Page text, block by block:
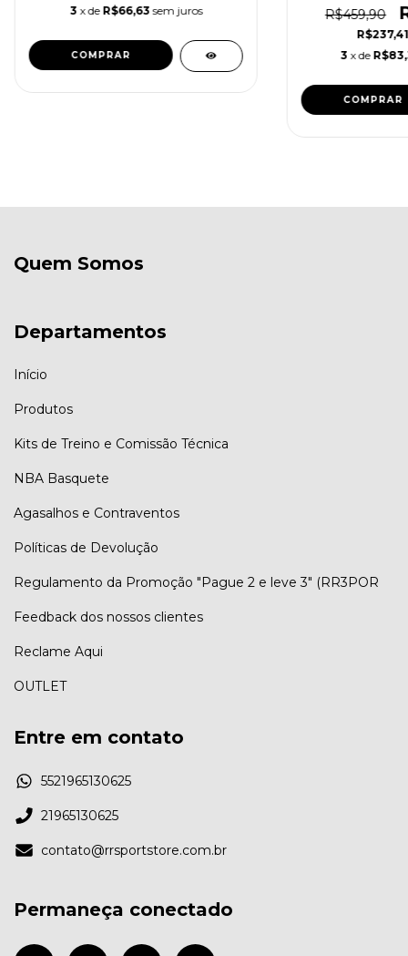
3 x de R$66,63 sem juros
COMPRAR
R$459,90
3 x de
COMPRAR
Quem Somos
Departamentos
Início
Produtos
Kits de Treino e Comissão Técnica
NBA Basquete
Agasalhos e Contraventos
Políticas de Devolução
Regulamento da Promoção "Pague 2 e leve 3" (RR3POR
Feedback dos nossos clientes
Reclame Aqui
OUTLET
Entre em contato
5521965130625
21965130625
contato@rrsportstore.com.br
Permaneça conectado